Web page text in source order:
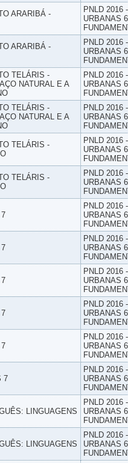
ARARIBÁ -
PNLD 2016
URBANAS
ARARIBÁ -
PNLD 2016
URBANAS
TELÁRIS -
NATURAL E A
PNLD 2016
URBANAS
TELÁRIS -
NATURAL E A
PNLD 2016
URBANAS
TELÁRIS -
PNLD 2016
URBANAS
TELÁRIS -
PNLD 2016
URBANAS
PNLD 2016
URBANAS
PNLD 2016
URBANAS
PNLD 2016
URBANAS
PNLD 2016
URBANAS
PNLD 2016
URBANAS
7
PNLD 2016
URBANAS
LINGUAGENS
PNLD 2016
URBANAS
LINGUAGENS
PNLD 2016
URBANAS